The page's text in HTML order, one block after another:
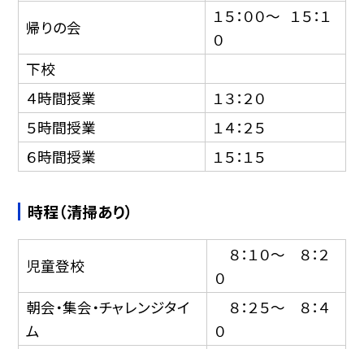
帰りの会
１５：００〜 １５：１
０
下校
４時間授業
１３：２０
５時間授業
１４：２５
６時間授業
１５：１５
時程（清掃あり）
児童登校
８：１０〜 ８：２
０
朝会・集会・チャレンジタイ
ム
８：２５〜 ８：４
０